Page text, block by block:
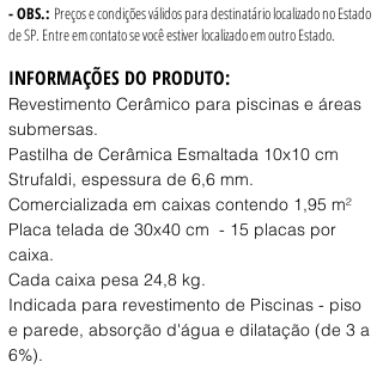
- OBS.: Preços e condições válidos para destinatário localizado no Estado
de SP. Entre em contato se você estiver localizado em outro Estado.
INFORMAÇÕES DO PRODUTO:
Revestimento Cerâmico para piscinas e áreas
submersas.
Pastilha de Cerâmica Esmaltada 10x10 cm
Strufaldi, espessura de 6,6 mm.
Comercializada em caixas contendo 1,95 m²
Placa telada de 30x40 cm  - 15 placas por
caixa.
Cada caixa pesa 24,8 kg.
Indicada para revestimento de Piscinas - piso
e parede, absorção d'água e dilatação (de 3 a
6%).